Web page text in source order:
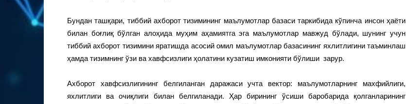
Бундан ташқари, тиббий ахборот тизимининг маълумотлар базаси таркибида кўпинча инсон ҳаёти
билан боғлиқ бўлган алоҳида муҳим аҳамиятга эга маълумотлар мавжуд бўлади, шунинг учун
тиббий ахборот тизимини яратишда асосий омил маълумотлар базасининг яхлитлигини таъминлаш
ҳамда тизимнинг ўзи ва хавфсизлиги ҳолатини кузатиш имконияти бўлиши зарур.
Ахборот хавфсизлигининг белгиланган даражаси учта вектор: маълумотларнинг махфийлиги,
яхлитлиги ва очиқлиги билан белгиланади. Ҳар бирининг ўсиши баробарида қолганларининг